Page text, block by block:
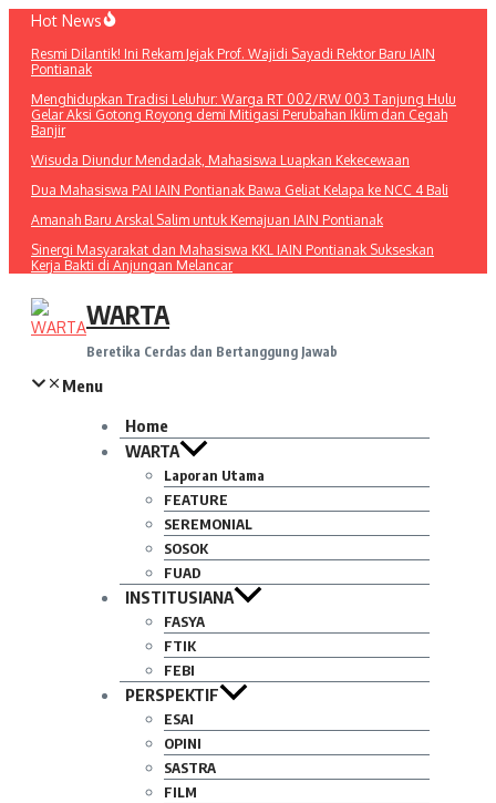
Lewati
konten
Hot News
Resmi Dilantik! Ini Rekam Jejak Prof. Wajidi Sayadi Rektor Baru IAIN
Pontianak
Menghidupkan Tradisi Leluhur: Warga RT 002/RW 003 Tanjung Hulu
Gelar Aksi Gotong Royong demi Mitigasi Perubahan Iklim dan Cegah
Banjir
Wisuda Diundur Mendadak, Mahasiswa Luapkan Kekecewaan
Dua Mahasiswa PAI IAIN Pontianak Bawa Geliat Kelapa ke NCC 4 Bali
Amanah Baru Arskal Salim untuk Kemajuan IAIN Pontianak
Sinergi Masyarakat dan Mahasiswa KKL IAIN Pontianak Sukseskan
Kerja Bakti di Anjungan Melancar
WARTA
Beretika Cerdas dan Bertanggung Jawab
Menu
Home
WARTA
Laporan Utama
FEATURE
SEREMONIAL
SOSOK
FUAD
INSTITUSIANA
FASYA
FTIK
FEBI
PERSPEKTIF
ESAI
OPINI
SASTRA
FILM